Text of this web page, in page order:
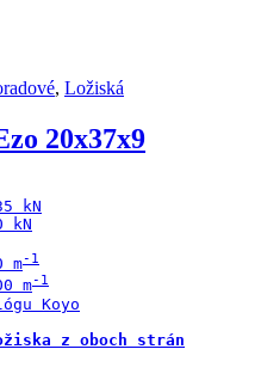
, Ložiská
20x37x9
kN
kN
m
m
Koyo
z oboch strán